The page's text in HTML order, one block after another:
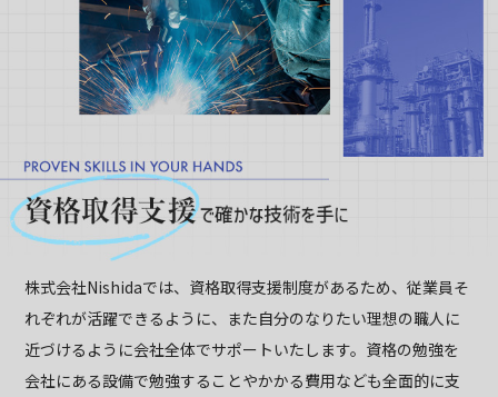
株式会社Nishidaでは、資格取得支援制度があるため、従業員そ
れぞれが活躍できるように、また自分のなりたい理想の職人に
近づけるように会社全体でサポートいたします。資格の勉強を
会社にある設備で勉強することやかかる費用なども全面的に支